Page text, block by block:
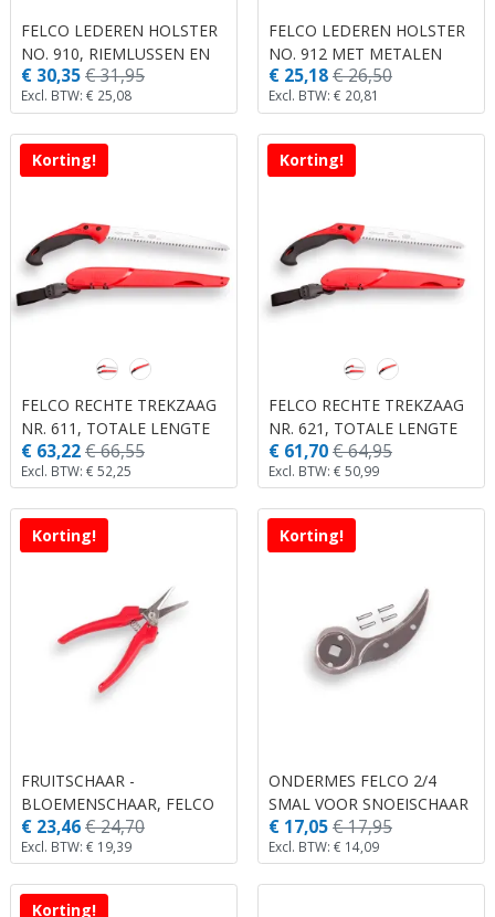
FELCO LEDEREN HOLSTER
NO. 910, RIEMLUSSEN EN
METALEN RIEMCLIP.
€ 30,35€ 31,95
Excl. BTW: € 25,08
FELCO LEDEREN HOLSTER
NO. 912 MET METALEN
RIEMCLIP.
€ 25,18€ 26,50
Excl. BTW: € 20,81
Korting!
FELCO RECHTE TREKZAAG
NR. 611, TOTALE LENGTE
50CM, LENGTE BLAD 33
CM.
€ 63,22€ 66,55
Excl. BTW: € 52,25
Korting!
FELCO RECHTE TREKZAAG
NR. 621, TOTALE LENGTE
42CM, ZAAGBLAD 24 CM.
(VE
€ 61,70€ 64,95
Excl. BTW: € 50,99
Korting!
FRUITSCHAAR -
BLOEMENSCHAAR, FELCO
310.
€ 23,46€ 24,70
Excl. BTW: € 19,39
Korting!
ONDERMES FELCO 2/4
SMAL VOOR SNOEISCHAAR
NO. 2.
€ 17,05€ 17,95
Excl. BTW: € 14,09
Korting!